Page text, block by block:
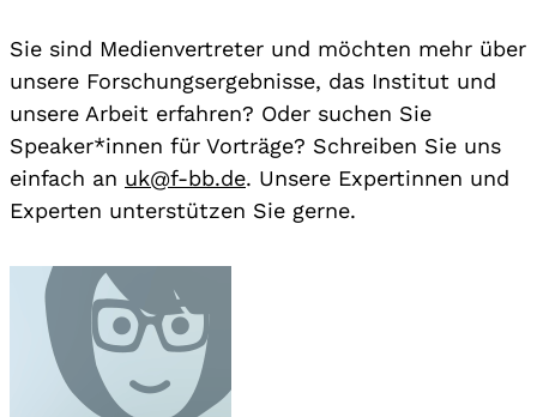
Sie sind Medienvertreter und möchten mehr über
unsere Forschungsergebnisse, das Institut und
unsere Arbeit erfahren? Oder suchen Sie
Speaker*innen für Vorträge? Schreiben Sie uns
einfach an uk@f-bb.de. Unsere Expertinnen und
Experten unterstützen Sie gerne.